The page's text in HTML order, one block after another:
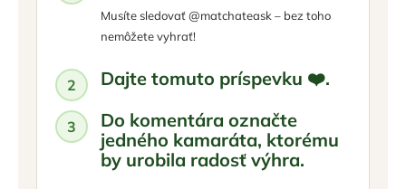
Musíte sledovať @matchateask – bez toho
nemôžete vyhrať!
Dajte tomuto príspevku ❤️.
Do komentára označte
jedného kamaráta, ktorému
by urobila radosť výhra.